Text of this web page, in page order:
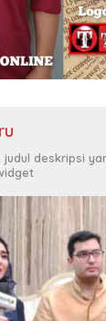
deskripsi